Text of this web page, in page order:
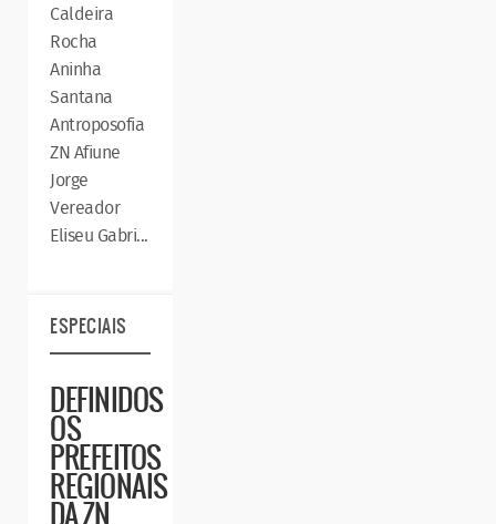
Caldeira
Rocha
Aninha
Santana
Antroposofia
ZN Afiune
Jorge
Vereador
Eliseu Gabri...
ESPECIAIS
DEFINIDOS
OS
PREFEITOS
REGIONAIS
DA ZN